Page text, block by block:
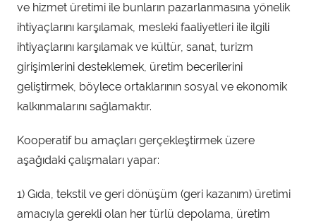
ve hizmet üretimi ile bunların pazarlanmasına yönelik
ihtiyaçlarını karşılamak, mesleki faaliyetleri ile ilgili
ihtiyaçlarını karşılamak ve kültür, sanat, turizm
girişimlerini desteklemek, üretim becerilerini
geliştirmek, böylece ortaklarının sosyal ve ekonomik
kalkınmalarını sağlamaktır.
Kooperatif bu amaçları gerçekleştirmek üzere
aşağıdaki çalışmaları yapar:
1) Gıda, tekstil ve geri dönüşüm (geri kazanım) üretimi
amacıyla gerekli olan her türlü depolama, üretim